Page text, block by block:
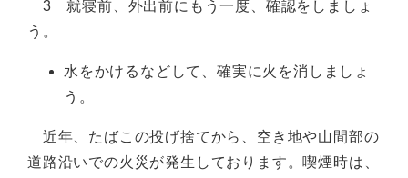
3 就寝前、外出前にもう一度、確認をしましょ
う。
水をかけるなどして、確実に火を消しましょ
う。
近年、たばこの投げ捨てから、空き地や山間部の
道路沿いでの火災が発生しております。喫煙時は、